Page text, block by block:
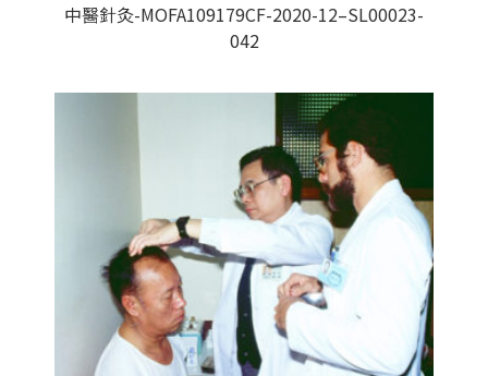
中醫針灸-MOFA109179CF-2020-12–SL00023-
042